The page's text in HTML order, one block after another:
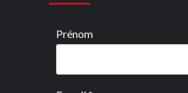
Prénom